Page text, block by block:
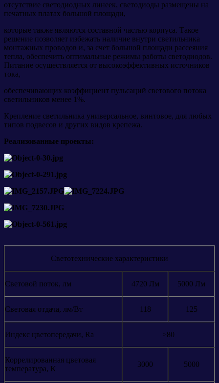
отсутствие светодиодных линеек, светодиоды размещены на
печатных платах большой площади,
которые также являются составной частью корпуса. Такое
решение позволяет избежать наличие внутри светильника
монтажных проводов и, за счет большой площади рассеяния
тепла, обеспечить оптимальные режимы работы светодиодов.
Питание осуществляется от высокоэффективных источников
тока,
обеспечивающих коэффициент пульсаций светового потока
светильников менее 1%.
Крепление светильника универсальное, винтовое, для любых
типов подвесов и других видов крепежа.
Реализованные проекты:
Светотехнические характеристики
Световой поток, лм 4720 Лм 5000 Лм
Световая отдача, лм/Вт 118 125
Индекс цветопередачи, Ra >80
Коррелированная цветовая
температура, K
3000 5000